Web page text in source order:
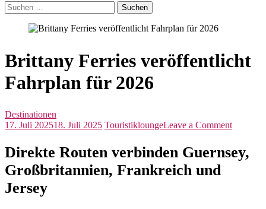
Suchen
nach:
Brittany Ferries veröffentlicht
Fahrplan für 2026
Destinationen
17. Juli 202518. Juli 2025 TouristikloungeLeave a Commenton
Direkte Routen verbinden Guernsey,
Großbritannien, Frankreich und
Jersey